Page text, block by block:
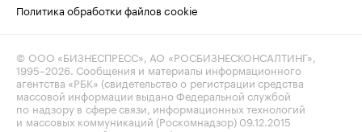
Политика обработки файлов cookie
© ООО «БИЗНЕСПРЕСС», АО «РОСБИЗНЕСКОНСАЛТИНГ»,
1995–2026 . Сообщения и материалы информационного
агентства «РБК» (свидетельство о регистрации средства
массовой информации выдано Федеральной службой
по надзору в сфере связи, информационных технологий
и массовых коммуникаций (Роскомнадзор) 09.12.2015